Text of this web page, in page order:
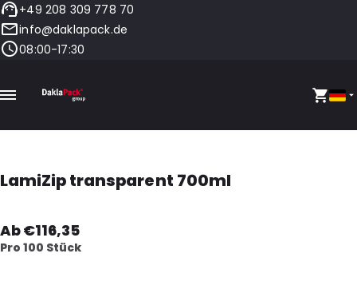
+49 208 309 778 70
info@daklapack.de
08:00-17:30
LamiZip transparent 700ml
Ab €116,35
Pro 100 Stück